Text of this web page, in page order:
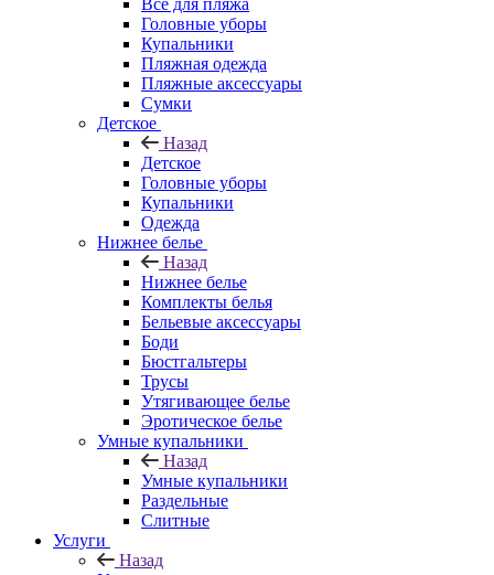
Все для пляжа
Головные уборы
Купальники
Пляжная одежда
Пляжные аксессуары
Сумки
Детское
Назад
Детское
Головные уборы
Купальники
Одежда
Нижнее белье
Назад
Нижнее белье
Комплекты белья
Бельевые аксессуары
Боди
Бюстгальтеры
Трусы
Утягивающее белье
Эротическое белье
Умные купальники
Назад
Умные купальники
Раздельные
Слитные
Услуги
Назад